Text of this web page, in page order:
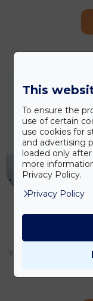
Bár a víz
védelméről szól,
This
To ensure the
use of certain
use cookies for
and advertising
loaded only
more
Privacy Policy.
Privacy Policy